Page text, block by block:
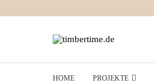
HOME PROJEKTE